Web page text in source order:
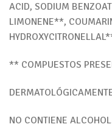
ACID, SODIUM
LIMONENE**,
** COMPUESTOS
NO CONTIENE